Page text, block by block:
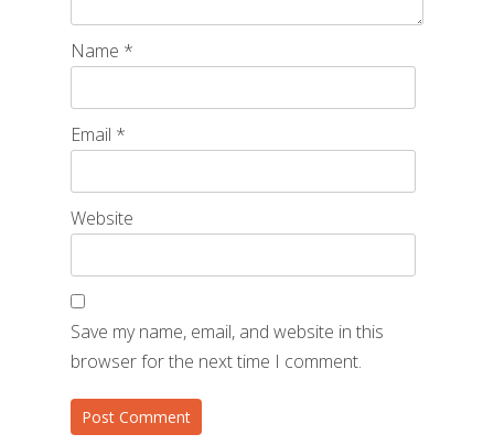
Name *
Email *
Website
Save my name, email, and website in this
browser for the next time I comment.